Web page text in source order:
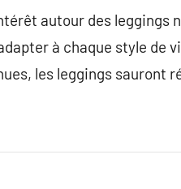
autour des
à chaque style de
les leggings sauront